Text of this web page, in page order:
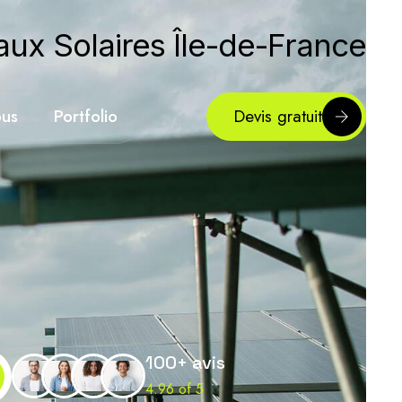
Solaires Île-de-France
Portfolio Devis gratuit
100+ avis
4.96 of 5